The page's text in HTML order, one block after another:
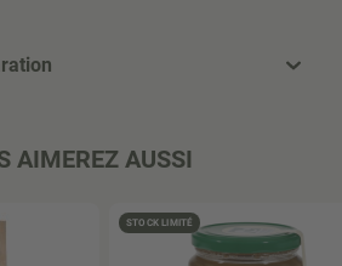
AIMEREZ AUSSI
STOCK LIMITÉ